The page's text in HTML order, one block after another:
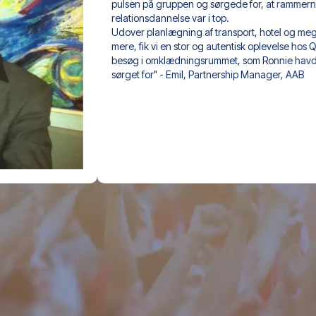
pulsen på gruppen og sørgede for, at rammerne for
relationsdannelse var i top.
Udover planlægning af transport, hotel og meget
mere, fik vi en stor og autentisk oplevelse hos QPR med
besøg i omklædningsrummet, som Ronnie havde
sørget for" - Emil, Partnership Manager, AAB